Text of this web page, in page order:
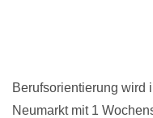
Berufsorientierung wird
Neumarkt mit 1